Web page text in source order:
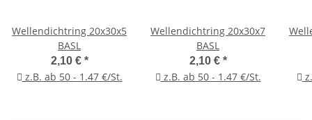
Wellendichtring 20x30x5
BASL
2,10 € *
z.B. ab 50 - 1.47 €/St.
Wellendichtring 20x30x7
BASL
2,10 € *
z.B. ab 50 - 1.47 €/St.